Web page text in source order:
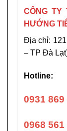
CÔNG TY
HƯỚNG
Địa chỉ:
– TP Đà
Hotline:
0931 869
0968 561